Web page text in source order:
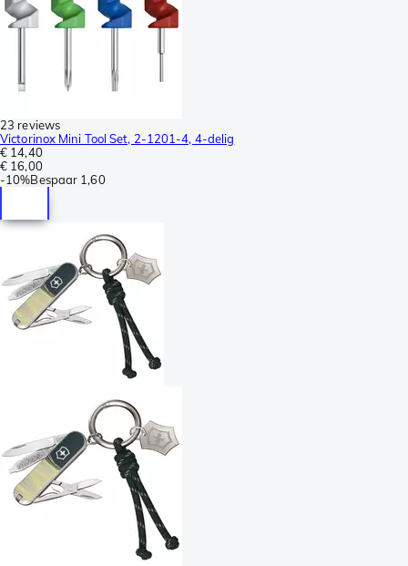
23 reviews
Victorinox Mini Tool Set, 2-1201-4, 4-delig
€ 14,40
€ 16,00
-10%Bespaar 1,60